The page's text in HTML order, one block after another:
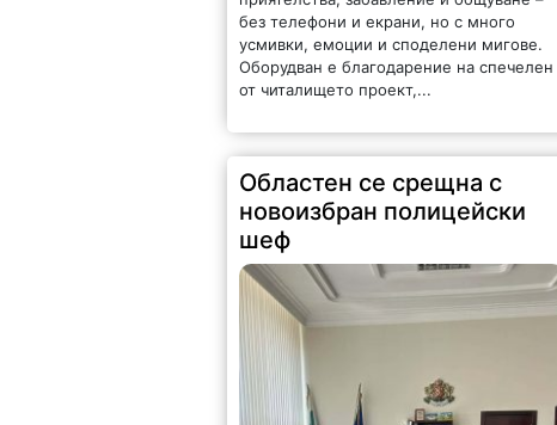
без телефони и екрани, но с много
усмивки, емоции и споделени мигове.
Оборудван е благодарение на спечелен
от читалището проект,...
Областен се срещна с
новоизбран полицейски
шеф